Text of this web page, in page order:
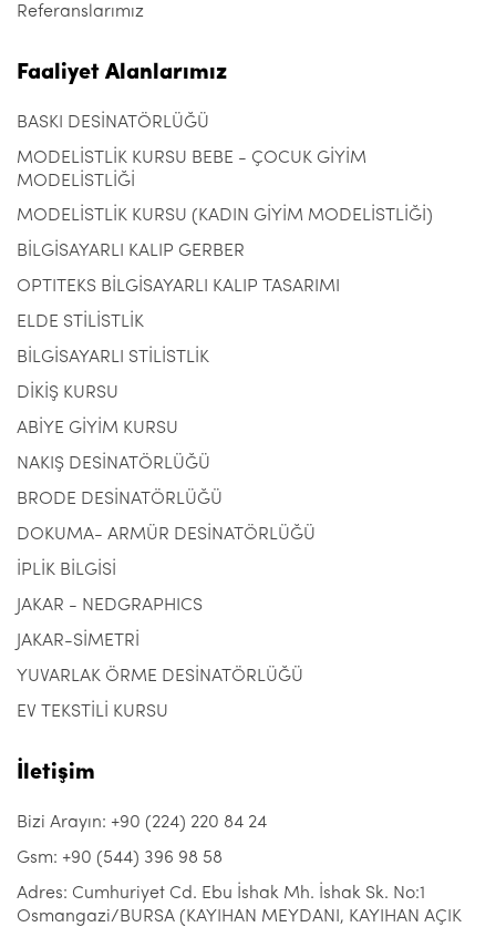
Referanslarımız
Faaliyet Alanlarımız
BASKI DESİNATÖRLÜĞÜ
MODELİSTLİK KURSU BEBE - ÇOCUK GİYİM
MODELİSTLİĞİ
MODELİSTLİK KURSU (KADIN GİYİM MODELİSTLİĞİ)
BİLGİSAYARLI KALIP GERBER
OPTITEKS BİLGİSAYARLI KALIP TASARIMI
ELDE STİLİSTLİK
BİLGİSAYARLI STİLİSTLİK
DİKİŞ KURSU
ABİYE GİYİM KURSU
NAKIŞ DESİNATÖRLÜĞÜ
BRODE DESİNATÖRLÜĞÜ
DOKUMA- ARMÜR DESİNATÖRLÜĞÜ
İPLİK BİLGİSİ
JAKAR - NEDGRAPHICS
JAKAR-SİMETRİ
YUVARLAK ÖRME DESİNATÖRLÜĞÜ
EV TEKSTİLİ KURSU
İletişim
Bizi Arayın: +90 (224) 220 84 24
Gsm: +90 (544) 396 98 58
Adres: Cumhuriyet Cd. Ebu İshak Mh. İshak Sk. No:1
Osmangazi/BURSA (KAYIHAN MEYDANI, KAYIHAN AÇIK